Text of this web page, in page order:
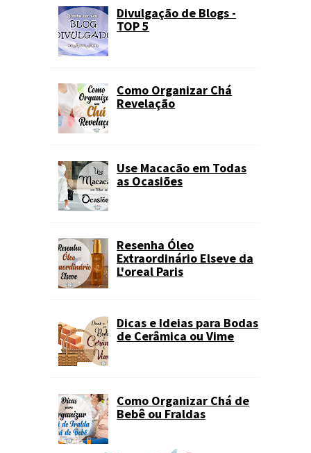
Divulgação de Blogs -
TOP 5
Como Organizar Chá
Revelação
Use Macacão em Todas
as Ocasiões
Resenha Óleo
Extraordinário Elseve da
L'oreal Paris
Dicas e Ideias para Bodas
de Cerâmica ou Vime
Como Organizar Chá de
Bebê ou Fraldas